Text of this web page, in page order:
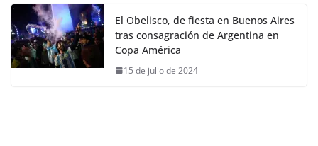
El Obelisco, de fiesta en Buenos Aires
tras consagración de Argentina en
Copa América
15 de julio de 2024